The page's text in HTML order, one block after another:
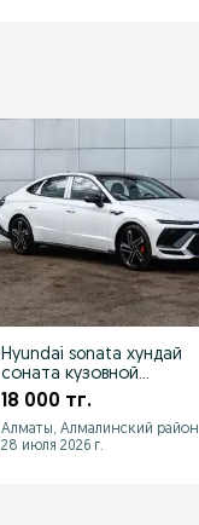
Hyundai sonata хундай
соната кузовной
запчасти
18 000 тг.
Алматы, Алмалинский район
28 июля 2026 г.